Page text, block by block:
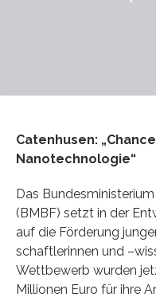
Catenhusen:
Nanotechnologie“
Das
(BMBF) setzt in der
auf die Förderung
schaftlerinnen und
Wettbewerb wurden
Millionen Euro für ihre